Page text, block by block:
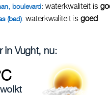
boulevard: waterkwaliteit is
(bad): waterkwaliteit is goed
in Vught, nu: